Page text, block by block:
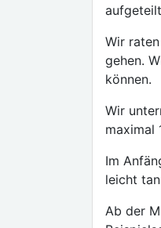
Wir
gehen.
können.
Wir
maximal
Im
leicht
Ab der